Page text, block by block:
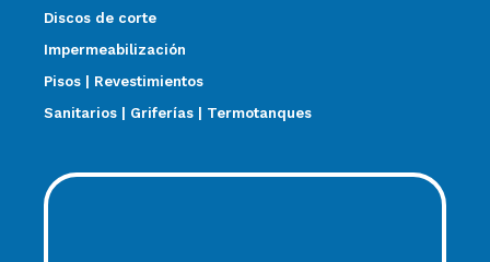
Discos de corte
Impermeabilización
Pisos | Revestimientos
Sanitarios | Griferías | Termotanques